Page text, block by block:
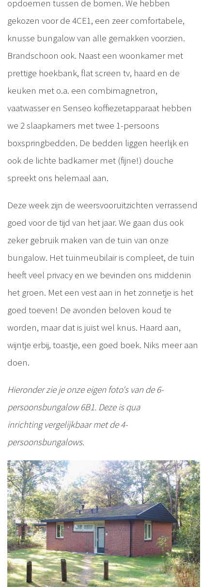
opdoemen tussen de bomen. We hebben
gekozen voor de 4CE1, een zeer comfortabele,
knusse bungalow van alle gemakken voorzien.
Brandschoon ook. Naast een woonkamer met
prettige hoekbank, flat screen tv, haard en de
keuken met o.a. een combimagnetron,
vaatwasser en Senseo koffiezetapparaat hebben
we 2 slaapkamers met twee 1-persoons
boxspringbedden. De bedden liggen heerlijk en
ook de lichte badkamer met (fijne!) douche
spreekt ons helemaal aan.
Deze week zijn de weersvooruitzichten verrassend
goed voor de tijd van het jaar. We gaan dus ook
zeker gebruik maken van de tuin van onze
bungalow. Het tuinmeubilair is compleet, de tuin
heeft veel privacy en we bevinden ons middenin
het groen. Met een vest aan in het zonnetje is het
goed toeven! De avonden beloven koud te
worden, maar dat is juist wel knus. Haard aan,
wijntje erbij, toastje, een goed boek. Niks meer aan
doen.
Hieronder zie je onze eigen foto's van de 6-
persoonsbungalow 6B1. Deze is qua
inrichting vergelijkbaar met de 4-
persoonsbungalows.